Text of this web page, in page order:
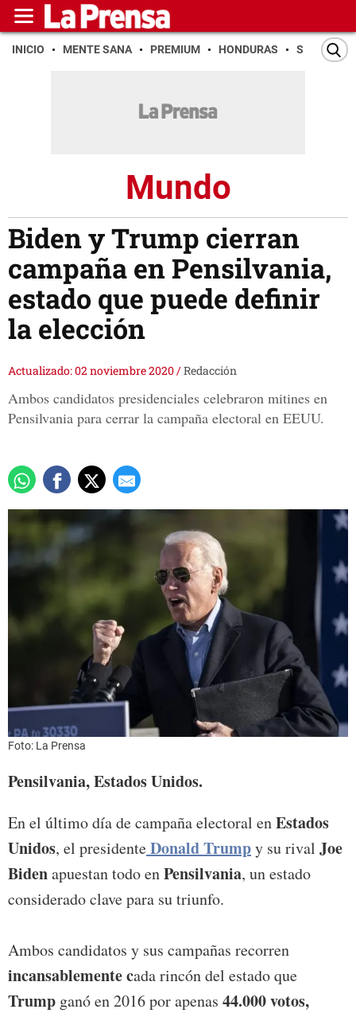
INICIO MENTE SANA PREMIUM HONDURAS SAN PEDRO
Mundo
Biden y Trump cierran
campaña en Pensilvania,
estado que puede definir
la elección
Actualizado: 02 noviembre 2020/Redacción
Ambos candidatos presidenciales celebraron mitines en
Pensilvania para cerrar la campaña electoral en EEUU.
Foto: La Prensa
Pensilvania, Estados Unidos.
En el último día de campaña electoral enEstados
Unidos, el presidenteDonald Trumpy su rival Joe
Bidenapuestan todo enPensilvania, un estado
considerado clave para su triunfo.
Ambos candidatos y sus campañas recorren
incansablemente cada rincón del estado que
Trump ganó en 2016 por apenas 44.000 votos,